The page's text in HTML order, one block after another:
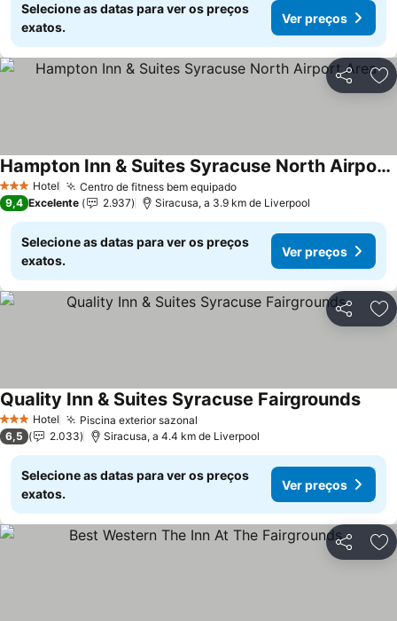
Selecione as datas para ver os preços
exatos.
Ver preços
Partilhar
3 EstrelasHotel Centro de fitness bem equipado
Hampton Inn & Suites Syracuse North Airport Area
9,4 Excelente 2.937 Siracusa, a 3.9 km de Liverpool
Selecione as datas para ver os preços
exatos.
Ver preços
Partilhar
3 EstrelasHotel Piscina exterior sazonal
Quality Inn & Suites Syracuse Fairgrounds
6,5 2.033 Siracusa, a 4.4 km de Liverpool
Selecione as datas para ver os preços
exatos.
Ver preços
Partilhar